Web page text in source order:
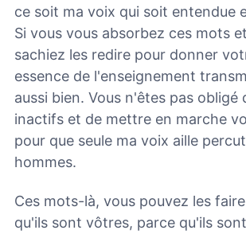
ce soit ma voix qui soit entendue
Si vous vous absorbez ces mots
sachiez les redire pour donner
essence de l'enseignement
aussi bien. Vous n'êtes pas obligé
inactifs et de mettre en marche
pour que seule ma voix aille
hommes.
Ces mots-là, vous pouvez les
qu'ils sont vôtres, parce qu'ils